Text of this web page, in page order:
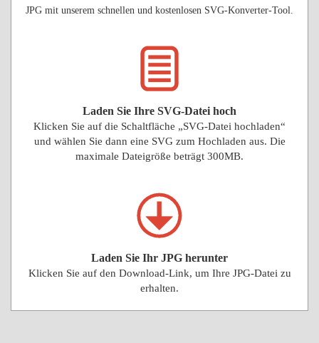
JPG mit unserem schnellen und kostenlosen SVG-Konverter-Tool.
Laden Sie Ihre SVG-Datei hoch
Klicken Sie auf die Schaltfläche „SVG-Datei hochladen“
und wählen Sie dann eine SVG zum Hochladen aus. Die
maximale Dateigröße beträgt 300MB.
Laden Sie Ihr JPG herunter
Klicken Sie auf den Download-Link, um Ihre JPG-Datei zu
erhalten.